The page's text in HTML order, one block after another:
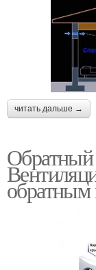
читать дальше →
Обратный
обратным